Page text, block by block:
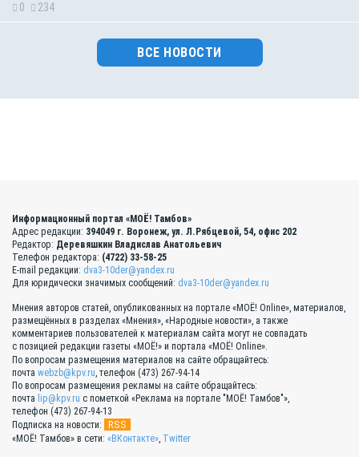
0 234
ВСЕ НОВОСТИ
Информационный портал «МОЁ! Тамбов»
Адрес редакции: 394049 г. Воронеж, ул. Л.Рябцевой, 54, офис 202
Редактор: Деревяшкин Владислав Анатольевич
Телефон редактора: (4722) 33-58-25
E-mail редакции: dva3-10der@yandex.ru
Для юридически значимых сообщений: dva3-10der@yandex.ru
Мнения авторов статей, опубликованных на портале «МОЁ! Online», материалов,
размещённых в разделах «Мнения», «Народные новости», а также
комментариев пользователей к материалам сайта могут не совпадать
с позицией редакции газеты «МОЁ!» и портала «МОЁ! Online».
По вопросам размещения материалов на сайте обращайтесь:
почта webzb@kpv.ru, телефон (473) 267-94-14
По вопросам размещения рекламы на сайте обращайтесь:
почта lip@kpv.ru с пометкой «Реклама на портале "МОЁ! Тамбов"»,
телефон (473) 267-94-13
Подписка на новости:
RSS
«МОЁ! Тамбов» в сети: «ВКонтакте», Twitter